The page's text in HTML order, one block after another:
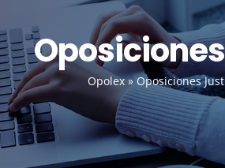
Opolex»Oposiciones